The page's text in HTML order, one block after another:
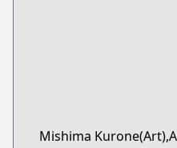
Mishima